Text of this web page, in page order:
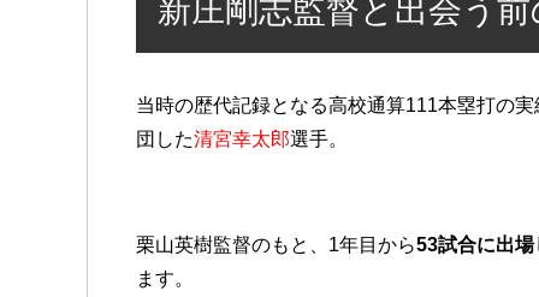
新庄剛志監督と出会う
当時の歴代記録となる高校通算111本塁打の
団した清宮幸太郎選手。
栗山英樹監督のもと、1年目から53試合に出
ます。